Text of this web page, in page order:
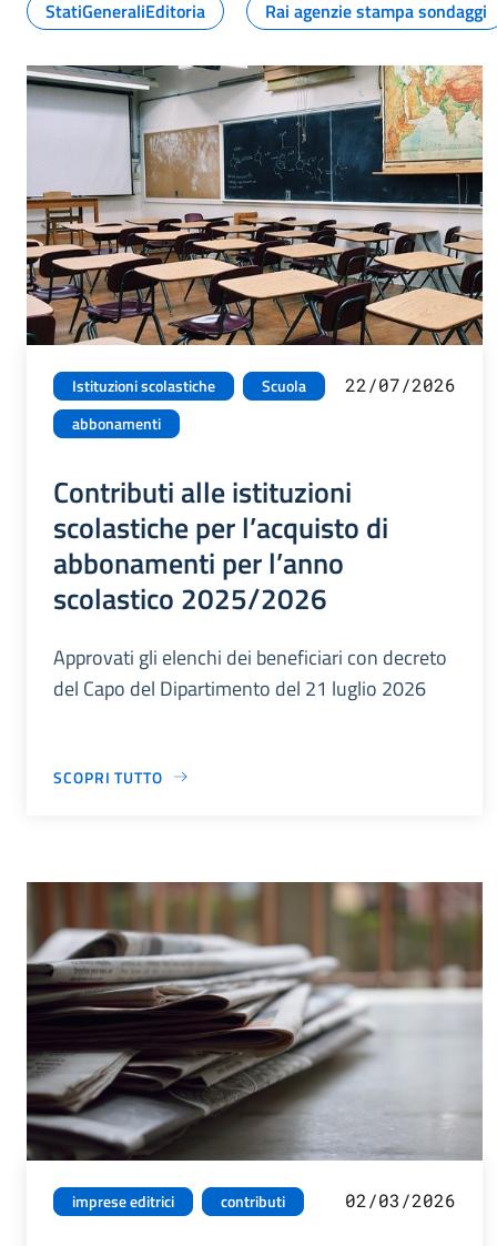
StatiGeneraliEditoria Rai agenzie stampa sondaggi
Istituzioni scolastiche
Scuola
abbonamenti
22/07/2026
Contributi alle istituzioni
scolastiche per l’acquisto di
abbonamenti per l’anno
scolastico 2025/2026
Approvati gli elenchi dei beneficiari con decreto
del Capo del Dipartimento del 21 luglio 2026
SCOPRI TUTTO
imprese editrici contributi 02/03/2026